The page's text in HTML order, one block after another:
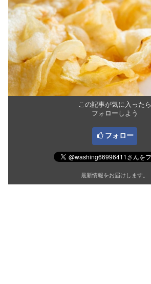
この記事が気に入ったら
フォローしよう
フォロー
最新情報をお届けします。